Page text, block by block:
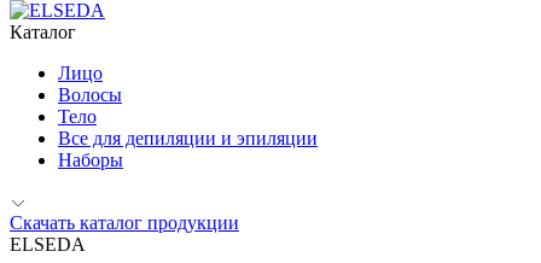
Каталог
Лицо
Волосы
Тело
Все для депиляции и эпиляции
Наборы
Скачать каталог продукции
ELSEDA